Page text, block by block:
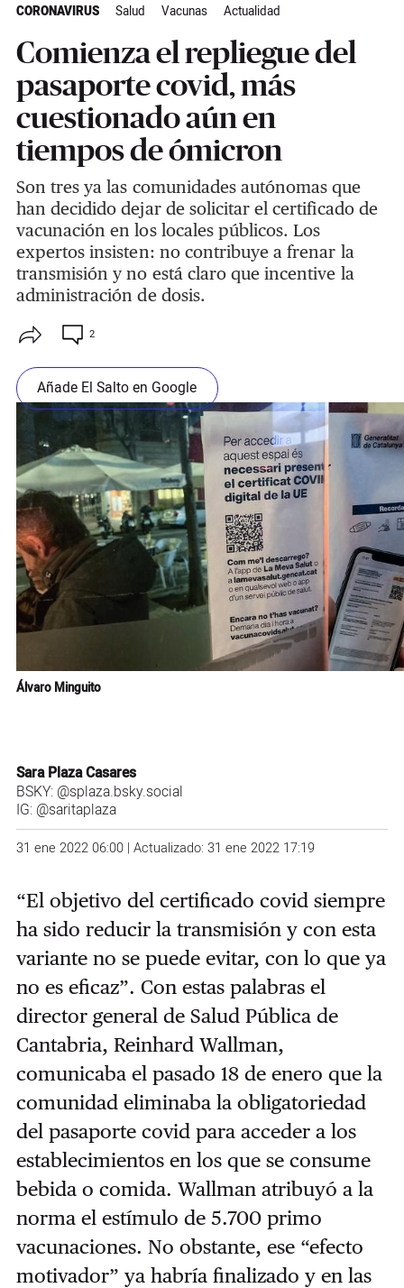
CORONAVIRUS Salud Vacunas Actualidad
Comienza el repliegue del
pasaporte covid, más
cuestionado aún en
tiempos de ómicron
Son tres ya las comunidades autónomas que
han decidido dejar de solicitar el certificado de
vacunación en los locales públicos. Los
expertos insisten: no contribuye a frenar la
transmisión y no está claro que incentive la
administración de dosis.
2
Añade El Salto en Google
Álvaro Minguito
Sara Plaza Casares
BSKY: @splaza.bsky.social
IG: @saritaplaza
31 ene 2022 06:00 | Actualizado: 31 ene 2022 17:19
“El objetivo del certificado covid siempre
ha sido reducir la transmisión y con esta
variante no se puede evitar, con lo que ya
no es eficaz”. Con estas palabras el
director general de Salud Pública de
Cantabria, Reinhard Wallman,
comunicaba el pasado 18 de enero que la
comunidad eliminaba la obligatoriedad
del pasaporte covid para acceder a los
establecimientos en los que se consume
bebida o comida. Wallman atribuyó a la
norma el estímulo de 5.700 primo
vacunaciones. No obstante, ese “efecto
motivador” ya habría finalizado y en las